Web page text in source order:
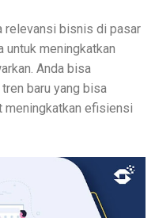
relevansi bisnis di pasar
untuk meningkatkan
Anda bisa
baru yang bisa
meningkatkan efisiensi